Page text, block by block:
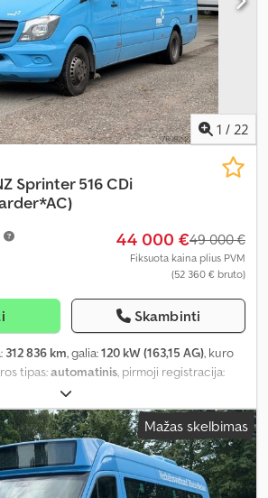
1 / 22
Sprinter 516 CDi
44 000 €49 000 €
Fiksuota kaina plius PVM
(52 360 € bruto)
Skambinti
312 836 km, galia:120 kW (163,15 AG), kuro
tipas:automatinis , pirmoji registracija:
, spalva:
skaičius:14, Gamybos metai:2019, Įranga:
elektroninė stabilumo programa
,
Mažas skelbimas